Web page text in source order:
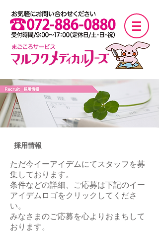
採用情報
ただ今イーアイデムにてスタッフを募
集しております。
条件などの詳細、ご応募は下記のイー
アイデムロゴをクリックしてくださ
い。
みなさまのご応募を心よりおまちして
おります。